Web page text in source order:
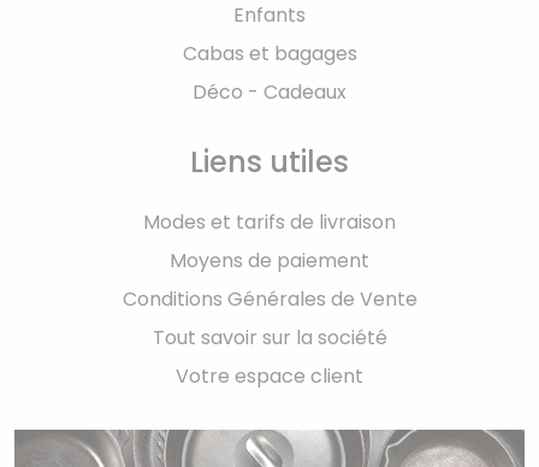
Enfants
Cabas et bagages
Déco - Cadeaux
Liens utiles
Modes et tarifs de livraison
Moyens de paiement
Conditions Générales de Vente
Tout savoir sur la société
Votre espace client